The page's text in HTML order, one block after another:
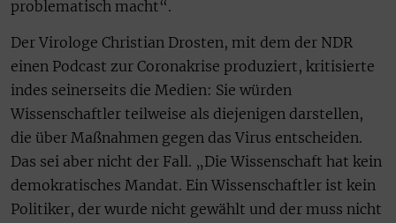
problematisch macht“.
Der Virologe Christian Drosten, mit dem der NDR
einen Podcast zur Coronakrise produziert, kritisierte
indes seinerseits die Medien: Sie würden
Wissenschaftler teilweise als diejenigen darstellen,
die über Maßnahmen gegen das Virus entscheiden.
Das sei aber nicht der Fall. „Die Wissenschaft hat kein
demokratisches Mandat. Ein Wissenschaftler ist kein
Politiker, der wurde nicht gewählt und der muss nicht